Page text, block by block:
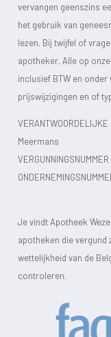
vervangen geenszins
het gebruik van
lezen. Bij twijfel of
apotheker. Alle op
inclusief BTW en
prijswijzigingen en of
Meermans
Je vindt Apotheek
apotheken die vergund
wettelijkheid van de
controleren.